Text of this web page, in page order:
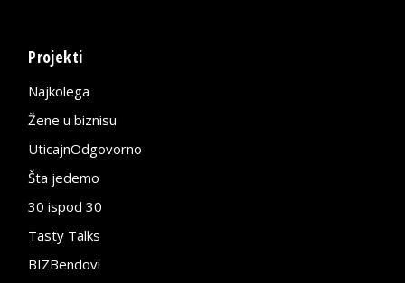
Projekti
Najkolega
Žene u biznisu
UticajnOdgovorno
Šta jedemo
30 ispod 30
Tasty Talks
BIZBendovi